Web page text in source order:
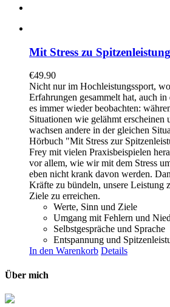
Mit Stress zu Spitzenleistung
€49.90
Nicht nur im Hochleistungssport,
Erfahrungen gesammelt hat, auch
es immer wieder beobachten:
Situationen wie gelähmt erscheinen
wachsen andere in der gleichen
Hörbuch "Mit Stress zur
Frey mit vielen Praxisbeispielen
vor allem, wie wir mit dem Stress
eben nicht krank davon werden.
Kräfte zu bündeln, unsere Leistung
Ziele zu erreichen.
Werte, Sinn und Ziele
Umgang mit Fehlern und
Selbstgespräche und Sprache
Entspannung und
In den Warenkorb Details
Über mich